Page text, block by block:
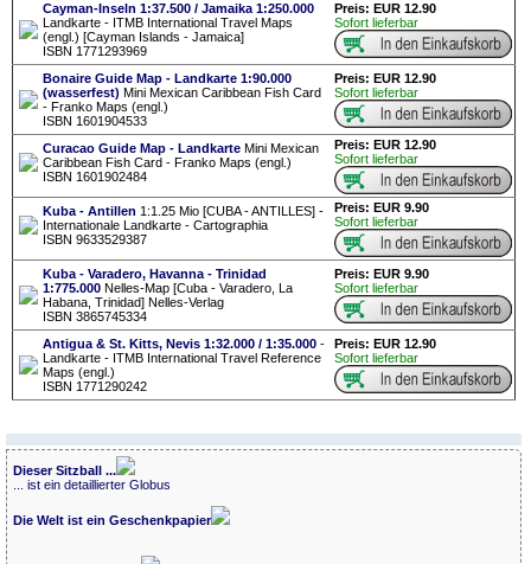
Cayman-Inseln 1:37.500 / Jamaika 1:250.000
Landkarte - ITMB International Travel Maps
(engl.) [Cayman Islands - Jamaica]
ISBN 1771293969
Preis: EUR 12.90
Sofort lieferbar
Bonaire Guide Map - Landkarte 1:90.000
(wasserfest) Mini Mexican Caribbean Fish Card
- Franko Maps (engl.)
ISBN 1601904533
Preis: EUR 12.90
Sofort lieferbar
Curacao Guide Map - Landkarte Mini Mexican
Caribbean Fish Card - Franko Maps (engl.)
ISBN 1601902484
Preis: EUR 12.90
Sofort lieferbar
Kuba - Antillen 1:1.25 Mio [CUBA - ANTILLES] -
Internationale Landkarte - Cartographia
ISBN 9633529387
Preis: EUR 9.90
Sofort lieferbar
Kuba - Varadero, Havanna - Trinidad
1:775.000 Nelles-Map [Cuba - Varadero, La
Habana, Trinidad] Nelles-Verlag
ISBN 3865745334
Preis: EUR 9.90
Sofort lieferbar
Antigua & St. Kitts, Nevis 1:32.000 / 1:35.000 -
Landkarte - ITMB International Travel Reference
Maps (engl.)
ISBN 1771290242
Preis: EUR 12.90
Sofort lieferbar
Dieser Sitzball ...
... ist ein detaillierter Globus
Die Welt ist ein Geschenkpapier